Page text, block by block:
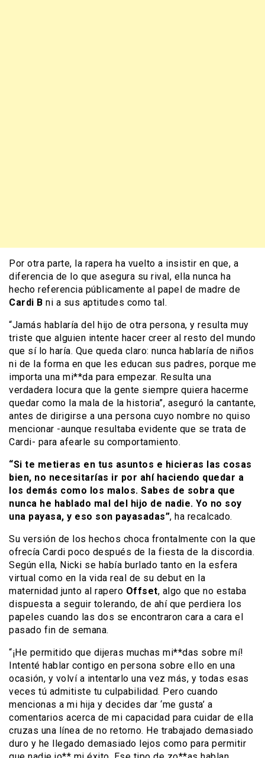
Por otra parte, la rapera ha vuelto a insistir en que, a
diferencia de lo que asegura su rival, ella nunca ha
hecho referencia públicamente al papel de madre de
Cardi B ni a sus aptitudes como tal.
“Jamás hablaría del hijo de otra persona, y resulta muy
triste que alguien intente hacer creer al resto del mundo
que sí lo haría. Que queda claro: nunca hablaría de niños
ni de la forma en que les educan sus padres, porque me
importa una mi**da para empezar. Resulta una
verdadera locura que la gente siempre quiera hacerme
quedar como la mala de la historia”, aseguró la cantante,
antes de dirigirse a una persona cuyo nombre no quiso
mencionar -aunque resultaba evidente que se trata de
Cardi- para afearle su comportamiento.
“Si te metieras en tus asuntos e hicieras las cosas
bien, no necesitarías ir por ahí haciendo quedar a
los demás como los malos. Sabes de sobra que
nunca he hablado mal del hijo de nadie. Yo no soy
una payasa, y eso son payasadas”, ha recalcado.
Su versión de los hechos choca frontalmente con la que
ofrecía Cardi poco después de la fiesta de la discordia.
Según ella, Nicki se había burlado tanto en la esfera
virtual como en la vida real de su debut en la
maternidad junto al rapero Offset, algo que no estaba
dispuesta a seguir tolerando, de ahí que perdiera los
papeles cuando las dos se encontraron cara a cara el
pasado fin de semana.
“¡He permitido que dijeras muchas mi**das sobre mí!
Intenté hablar contigo en persona sobre ello en una
ocasión, y volví a intentarlo una vez más, y todas esas
veces tú admitiste tu culpabilidad. Pero cuando
mencionas a mi hija y decides dar ‘me gusta’ a
comentarios acerca de mi capacidad para cuidar de ella
cruzas una línea de no retorno. He trabajado demasiado
duro y he llegado demasiado lejos como para permitir